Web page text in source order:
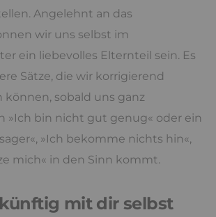
Angelehnt an das
wir uns selbst im
ein liebevolles Elternteil sein. Es
Sätze, die wir korrigierend
können, sobald uns ganz
»Ich bin nicht gut genug« oder ein
»Ich bekomme nichts hin«,
mich« in den Sinn kommt.
mit dir selbst